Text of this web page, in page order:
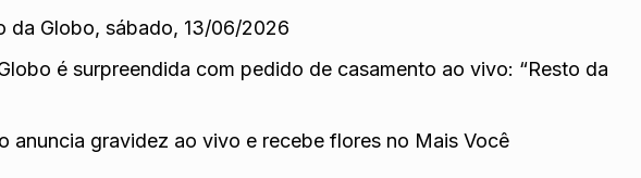
da Globo, sábado, 13/06/2026
é surpreendida com pedido de casamento ao vivo: “Resto da
anuncia gravidez ao vivo e recebe flores no Mais Você